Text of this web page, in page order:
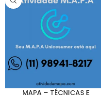
MAPA – TÉCNICAS E